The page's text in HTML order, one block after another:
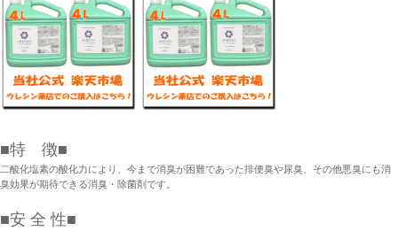
■特 徴■
二酸化塩素の酸化力により、今まで消臭が困難であった排便臭や尿臭、その他悪臭にも消
臭効果が期待できる消臭・除菌剤です。
■安 全 性■